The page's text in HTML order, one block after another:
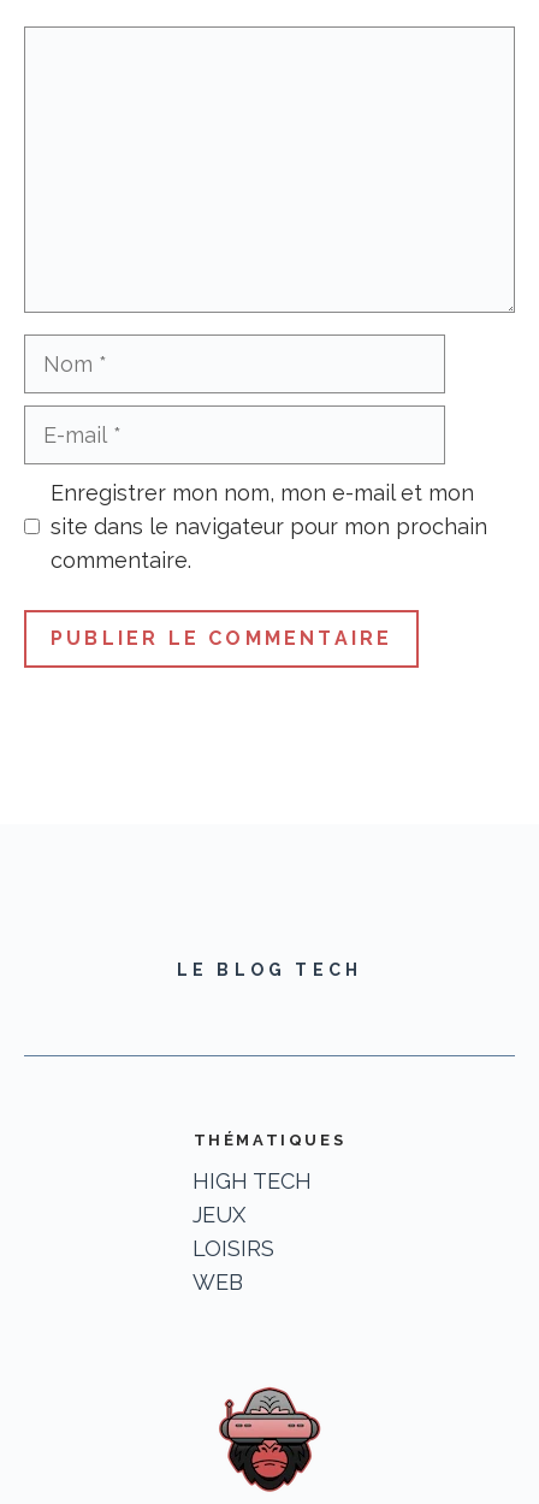
Enregistrer mon nom, mon e-mail et mon
site dans le navigateur pour mon prochain
commentaire.
LE BLOG TECH
THÉMATIQUES
HIGH TECH
JEUX
LOISIRS
WEB